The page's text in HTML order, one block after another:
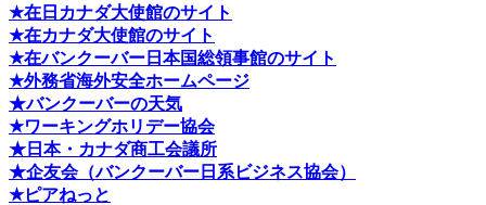
★在日カナダ大使館のサイト
★在カナダ大使館のサイト
★在バンクーバー日本国総領事館のサイト
★外務省海外安全ホームページ
★バンクーバーの天気
★ワーキングホリデー協会
★日本・カナダ商工会議所
★企友会（バンクーバー日系ビジネス協会）
★ピアねっと